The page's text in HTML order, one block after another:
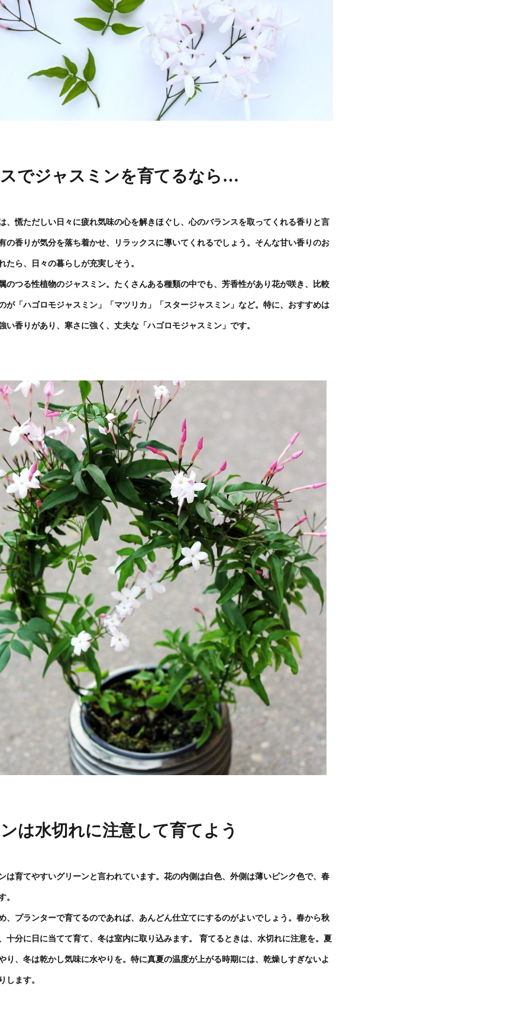
でジャスミンを育てるなら…
、慌ただしい日々に疲れ気味の心を解きほぐし、心のバランスを取ってくれる香りと言
の香りが気分を落ち着かせ、リラックスに導いてくれるでしょう。そんな甘い香りのお
たら、日々の暮らしが充実しそう。
のつる性植物のジャスミン。たくさんある種類の中でも、芳香性があり花が咲き、比較
が「ハゴロモジャスミン」「マツリカ」「スタージャスミン」など。特に、おすすめは
い香りがあり、寒さに強く、丈夫な「ハゴロモジャスミン」です。
は水切れに注意して育てよう
は育てやすいグリーンと言われています。花の内側は白色、外側は薄いピンク色で、春
。
、プランターで育てるのであれば、あんどん仕立てにするのがよいでしょう。春から秋
十分に日に当てて育て、冬は室内に取り込みます。 育てるときは、水切れに注意を。夏
り、冬は乾かし気味に水やりを。特に真夏の温度が上がる時期には、乾燥しすぎないよ
します。